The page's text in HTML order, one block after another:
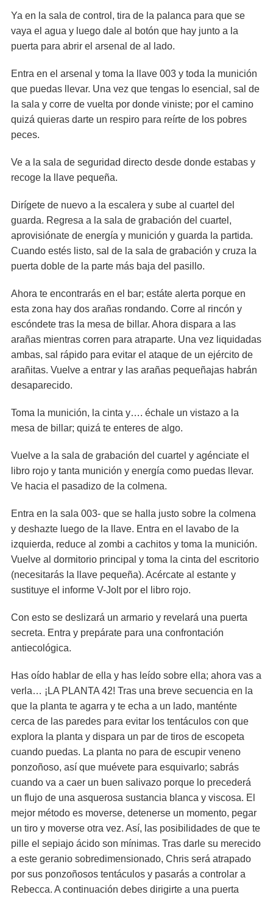
Ya en la sala de control, tira de la palanca para que se
vaya el agua y luego dale al botón que hay junto a la
puerta para abrir el arsenal de al lado.
Entra en el arsenal y toma la llave 003 y toda la munición
que puedas llevar. Una vez que tengas lo esencial, sal de
la sala y corre de vuelta por donde viniste; por el camino
quizá quieras darte un respiro para reírte de los pobres
peces.
Ve a la sala de seguridad directo desde donde estabas y
recoge la llave pequeña.
Dirígete de nuevo a la escalera y sube al cuartel del
guarda. Regresa a la sala de grabación del cuartel,
aprovisiónate de energía y munición y guarda la partida.
Cuando estés listo, sal de la sala de grabación y cruza la
puerta doble de la parte más baja del pasillo.
Ahora te encontrarás en el bar; estáte alerta porque en
esta zona hay dos arañas rondando. Corre al rincón y
escóndete tras la mesa de billar. Ahora dispara a las
arañas mientras corren para atraparte. Una vez liquidadas
ambas, sal rápido para evitar el ataque de un ejército de
arañitas. Vuelve a entrar y las arañas pequeñajas habrán
desaparecido.
Toma la munición, la cinta y…. échale un vistazo a la
mesa de billar; quizá te enteres de algo.
Vuelve a la sala de grabación del cuartel y agénciate el
libro rojo y tanta munición y energía como puedas llevar.
Ve hacia el pasadizo de la colmena.
Entra en la sala 003- que se halla justo sobre la colmena
y deshazte luego de la llave. Entra en el lavabo de la
izquierda, reduce al zombi a cachitos y toma la munición.
Vuelve al dormitorio principal y toma la cinta del escritorio
(necesitarás la llave pequeña). Acércate al estante y
sustituye el informe V-Jolt por el libro rojo.
Con esto se deslizará un armario y revelará una puerta
secreta. Entra y prepárate para una confrontación
antiecológica.
Has oído hablar de ella y has leído sobre ella; ahora vas a
verla… ¡LA PLANTA 42! Tras una breve secuencia en la
que la planta te agarra y te echa a un lado, manténte
cerca de las paredes para evitar los tentáculos con que
explora la planta y dispara un par de tiros de escopeta
cuando puedas. La planta no para de escupir veneno
ponzoñoso, así que muévete para esquivarlo; sabrás
cuando va a caer un buen salivazo porque lo precederá
un flujo de una asquerosa sustancia blanca y viscosa. El
mejor método es moverse, detenerse un momento, pegar
un tiro y moverse otra vez. Así, las posibilidades de que te
pille el sepiajo ácido son mínimas. Tras darle su merecido
a este geranio sobredimensionado, Chris será atrapado
por sus ponzoñosos tentáculos y pasarás a controlar a
Rebecca. A continuación debes dirigirte a una puerta